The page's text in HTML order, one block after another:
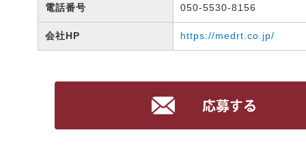
電話番号 050-5530-8156
会社HP https://medrt.co.jp/